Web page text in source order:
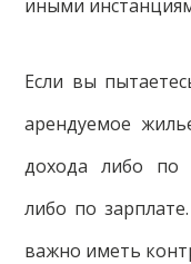
иными
Если вы
арендуемое
дохода либо по
либо по
важно иметь